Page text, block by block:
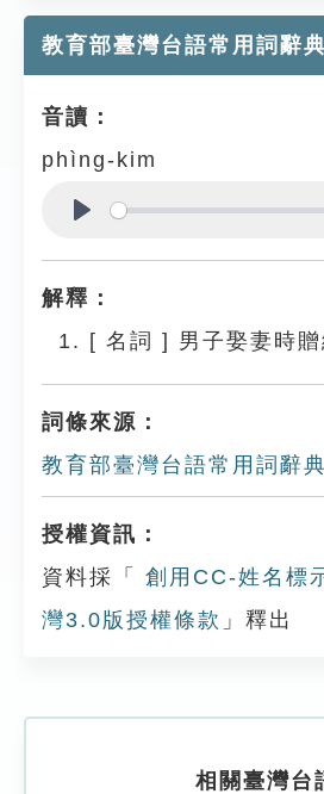
教育部臺灣台語常用詞辭典
音讀：
phìng-kim
解釋：
[ 名詞 ] 男子娶妻時贈
詞條來源：
教育部臺灣台語常用詞辭
授權資訊：
資料採「
創用CC-姓名標
灣3.0版授權條款 」釋出
相關臺灣台